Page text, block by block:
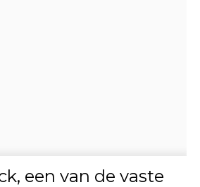
een van de vaste